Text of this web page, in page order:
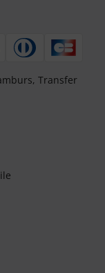
Transfer